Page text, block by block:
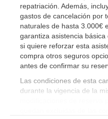
repatriación. Además,
gastos de cancelación por
naturales de hasta 3.000€
garantiza asistencia
si quiere reforzar esta
compra otros seguros
antes de confirmar su
Las condiciones de esta
durante la vigencia de la